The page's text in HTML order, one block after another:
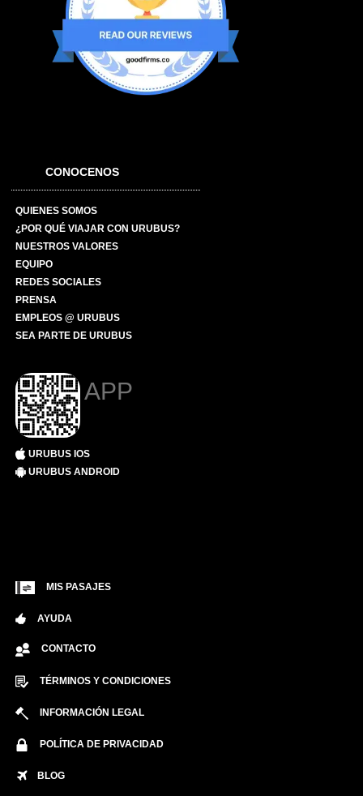
CONOCENOS
QUIENES SOMOS
¿POR QUÉ VIAJAR CON URUBUS?
NUESTROS VALORES
EQUIPO
REDES SOCIALES
PRENSA
EMPLEOS @ URUBUS
SEA PARTE DE URUBUS
APP
URUBUS IOS
URUBUS ANDROID
MIS PASAJES
AYUDA
CONTACTO
TÉRMINOS Y CONDICIONES
INFORMACIÓN LEGAL
POLÍTICA DE PRIVACIDAD
BLOG